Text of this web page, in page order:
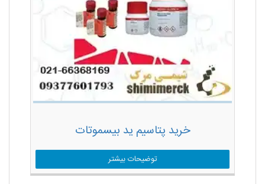
خرید پتاسیم ید بیسموتات
توضیحات بیشتر